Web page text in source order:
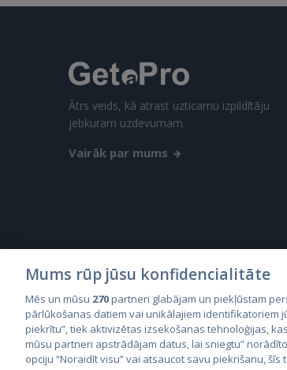
Ātrs veids, kā atrast uzticamu izpildītāju
jebkuram uzdevumam.
Vairāk par mums
Mums rūp jūsu konfidencialitāte
Mēs un mūsu 270partneri glabājam un piekļūstam
pārlūkošanas datiem vai unikālajiem identifikatoriem
piekrītu”, tiek aktivizētas izsekošanas tehnoloģijas,
mūsu partneri apstrādājam datus, lai sniegtu”
opciju “Noraidīt visu” vai atsaucot savu piekrišanu, šīs